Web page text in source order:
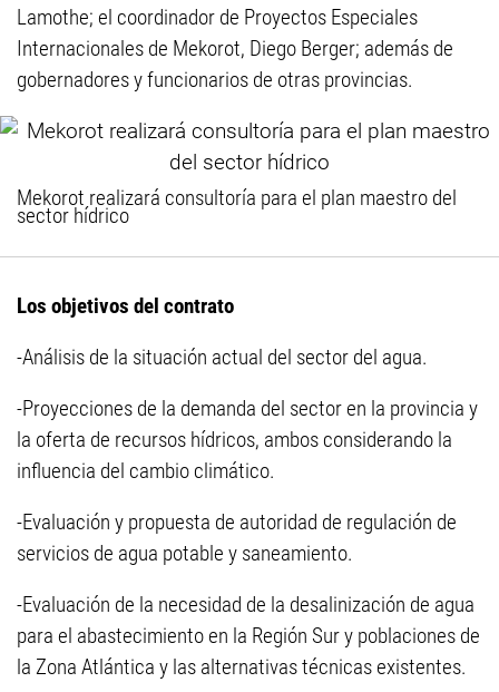
Lamothe; el coordinador de Proyectos Especiales
Internacionales de Mekorot, Diego Berger; además de
gobernadores y funcionarios de otras provincias.
Mekorot realizará consultoría para el plan maestro del
sector hídrico
Los objetivos del contrato
-Análisis de la situación actual del sector del agua.
-Proyecciones de la demanda del sector en la provincia y
la oferta de recursos hídricos, ambos considerando la
influencia del cambio climático.
-Evaluación y propuesta de autoridad de regulación de
servicios de agua potable y saneamiento.
-Evaluación de la necesidad de la desalinización de agua
para el abastecimiento en la Región Sur y poblaciones de
la Zona Atlántica y las alternativas técnicas existentes.